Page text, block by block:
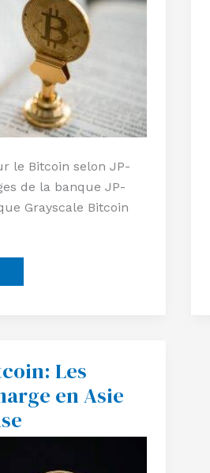
le Bitcoin selon JP-
de la banque JP-
Grayscale Bitcoin
Les
en Asie